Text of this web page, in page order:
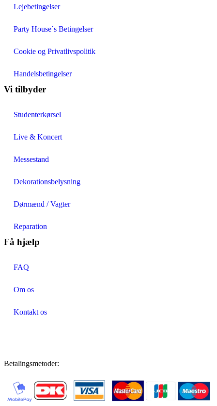
Lejebetingelser
Party House´s Betingelser
Cookie og Privatlivspolitik
Handelsbetingelser
Vi tilbyder
Studenterkørsel
Live & Koncert
Messestand
Dekorationsbelysning
Dørmænd / Vagter
Reparation
Få hjælp
FAQ
Om os
Kontakt os
Betalingsmetoder: